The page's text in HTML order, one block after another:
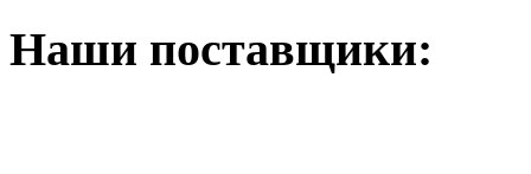
Наши поставщики: